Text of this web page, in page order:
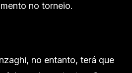
no torneio.
no entanto, terá que